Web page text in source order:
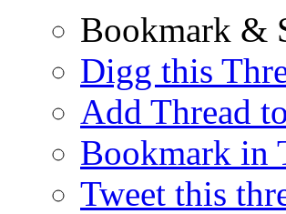
Bookmark &
Digg this
Add Thread
Bookmark in
Tweet this